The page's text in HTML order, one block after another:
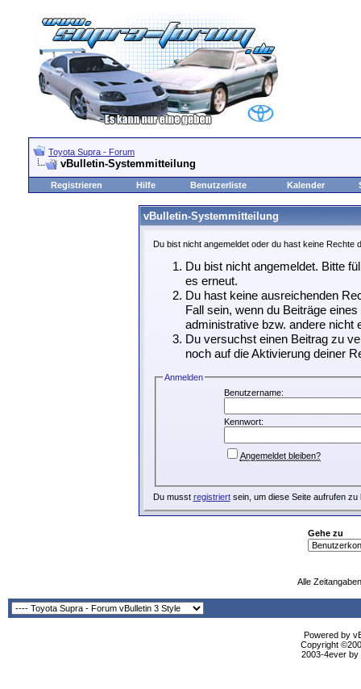
Toyota Supra - Forum
vBulletin-Systemmitteilung
Registrieren Hilfe Benutzerliste Kalender
vBulletin-Systemmitteilung
Du bist nicht angemeldet oder du hast keine Rechte
Du bist nicht angemeldet. Bitte
es erneut.
Du hast keine ausreichenden
Fall sein, wenn du Beiträge
administrative bzw. andere nicht
Du versuchst einen Beitrag zu
noch auf die Aktivierung deiner
Anmelden
Benutzername:
Kennwort:
Angemeldet bleiben?
Du musst registriertsein, um diese Seite aufrufen zu
Gehe zu
Alle
Powered by
Copyright
2003-4ever by